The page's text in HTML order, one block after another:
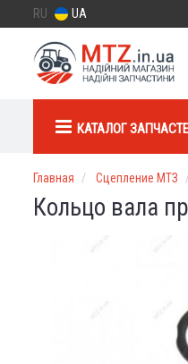
RU UA
КАТАЛОГ
Главная Сцепление МТЗ
Кольцо вала